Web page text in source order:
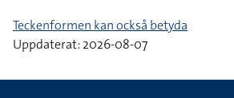
Teckenformen kan också betyda
Uppdaterat: 2026-08-07